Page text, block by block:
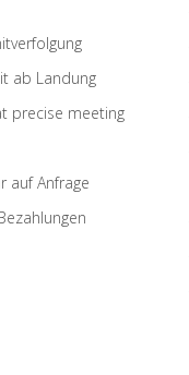
ab Landung
precise meeting
auf Anfrage